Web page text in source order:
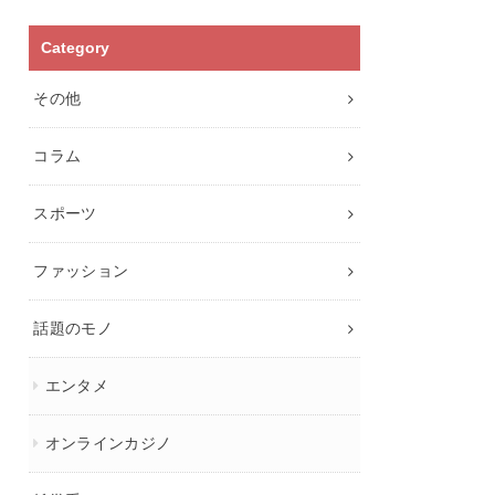
Category
その他
コラム
スポーツ
ファッション
話題のモノ
エンタメ
オンラインカジノ